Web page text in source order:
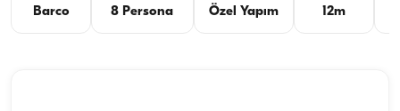
Barco
8 Persona
Özel Yapım
12m